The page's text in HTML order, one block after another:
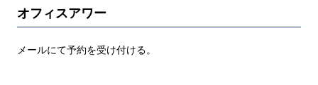
オフィスアワー
メールにて予約を受け付ける。